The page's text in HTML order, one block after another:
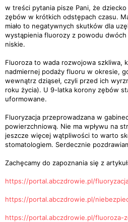
w treści pytania pisze Pani, że dziecko
zębów w krótkich odstępach czasu.
miało to negatywnych skutków dla
wystąpienia fluorozy z powodu
niskie.
Fluoroza to wada rozwojowa szkliwa,
nadmiernej podaży fluoru w okresie,
wewnątrz dziąseł, czyli przed ich
roku życia). U 9-latka korony zębów
uformowane.
Fluoryzacja przeprowadzana w
powierzchniową. Nie ma wpływu na
jeszcze więcej wątpliwości to warto
stomatologiem. Serdecznie
Zachęcamy do zapoznania się z
https://portal.abczdrowie.pl/
https://portal.abczdrowie.pl/
https://portal.abczdrowie.pl/fluoroza-